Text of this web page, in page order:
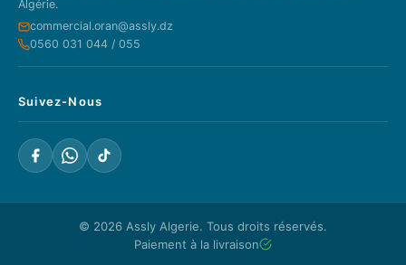
Algérie.
commercial.oran@assly.dz
0560 031 044 / 055
Suivez-Nous
© 2026 Assly Algerie. Tous droits réservés.
Paiement à la livraison